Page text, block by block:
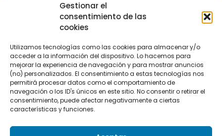
Gestionar el
consentimiento de las
cookies
Utilizamos tecnologías como las cookies para almacenar y/o
acceder a la información del dispositivo. Lo hacemos para
mejorar la experiencia de navegación y para mostrar anuncios
(no) personalizados. El consentimiento a estas tecnologías nos
permitirá procesar datos como el comportamiento de
navegación o los ID's únicos en este sitio. No consentir o retirar el
consentimiento, puede afectar negativamente a ciertas
características y funciones.
CONTACTO
+34 662 342 177
info@vkssport.com
SÍGUENOS